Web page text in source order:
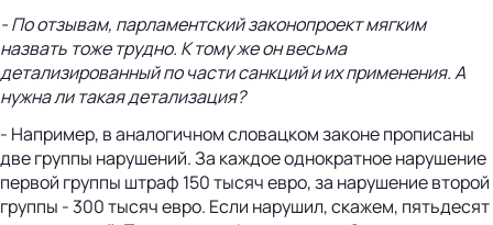
- По отзывам, парламентский законопроект мягким
назвать тоже трудно. К тому же он весьма
детализированный по части санкций и их применения. А
нужна ли такая детализация?
- Например, в аналогичном словацком законе прописаны
две группы нарушений. За каждое однократное нарушение
первой группы штраф 150 тысяч евро, за нарушение второй
группы - 300 тысяч евро. Если нарушил, скажем, пятьдесят